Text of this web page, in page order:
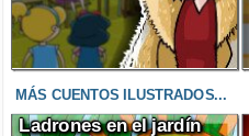
MÁS CUENTOS ILUSTRADOS...
Ladrones en el jardín